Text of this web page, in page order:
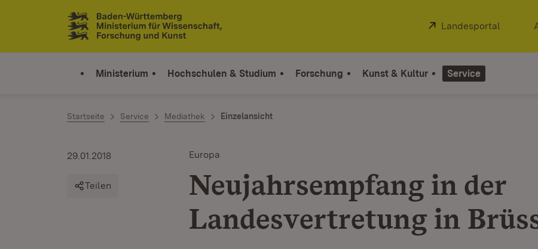
Zum Inhalt springen
Link zur Startseite
Extern:
Landesportal (Öffnet
Ministerium Hochschulen & Studium Forschung Kunst & Kultur Service
Startseite Service Mediathek Einzelansicht
Europa
Neujahrsempfang in der
Landesvertretung in
29.01.2018
Teilen